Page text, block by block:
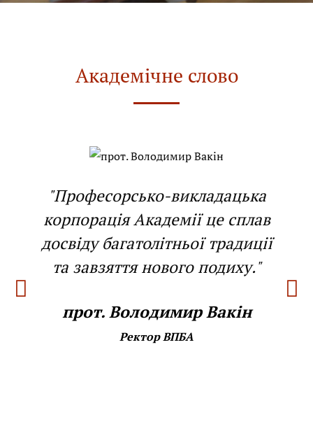
Академічне слово
"Професорсько-викладацька
корпорація Академії це сплав
досвіду багатолітньої традиції
та завзяття нового подиху."
прот. Володимир Вакін
Ректор ВПБА